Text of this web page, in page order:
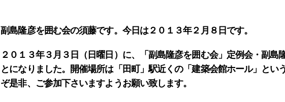
副島隆彦を囲む会の須藤です。今日は２０１３年２月８日です。
２０１３年３月３日（日曜日）に、「副島隆彦を囲む会」定例会・副島
とになりました。開催場所は「田町」駅近くの「建築会館ホール」 とい
ぞ是非、ご参加下さいますようお願い致します。